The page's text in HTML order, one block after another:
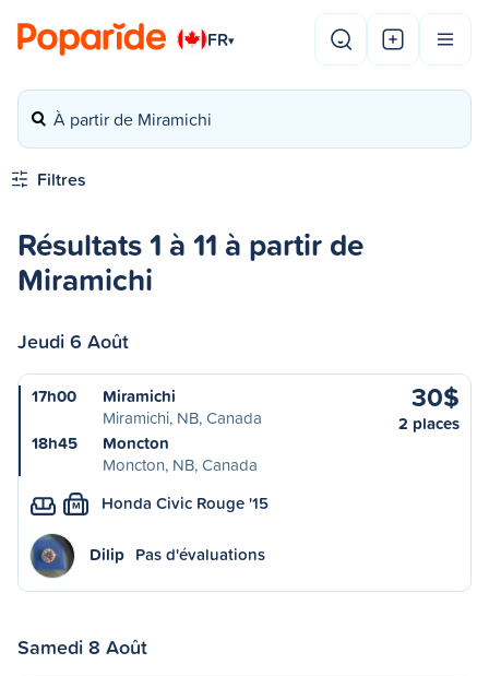
FR▾
À partir de Miramichi
Filtres
Résultats 1 à 11 à partir de
Miramichi
Jeudi 6 Août
17h00
Miramichi
Miramichi, NB, Canada
18h45
Moncton
Moncton, NB, Canada
30$
2 places
M Honda Civic Rouge '15
Dilip Pas d'évaluations
Samedi 8 Août